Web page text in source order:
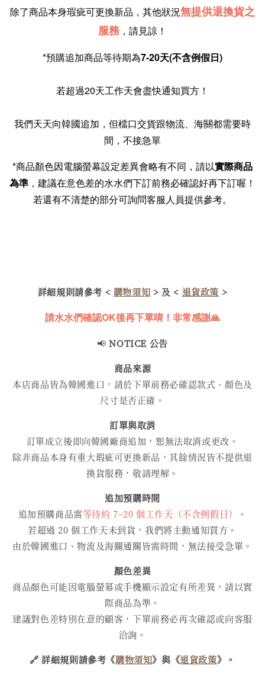
除了商品本身瑕疵可更換新品，其他狀況無提供退換貨之
服務 ，請見諒！
*預購追加商品等待期為7-20天(不含例假日)
我們天天向韓國追加，但檔口交貨跟物流、海關都需要時
間，不接急單
*商品顏色因電腦螢幕設定差異會略有不同，請以實際商品
為準 ，建議在意色差的水水們下訂前務必確認好再下訂喔！
詳細規則請參考 < 購物須知 > 及 < 退貨政策 >
請水水們確認OK後再下單唷！非常感謝🙏
📢NOTICE 公告
商品來源
本店商品皆為韓國進口，請於下單前務必確認款式、顏色及
尺寸是否正確。
訂單與取消
訂單成立後即向韓國廠商追加，恕無法取消或更改。
除非商品本身有重大瑕疵可更換新品，其餘情況皆不提供退
換貨服務，敬請理解。
追加預購時間
追加預購商品需等待約 7–20 個工作天（不含例假日）
。
若超過 20 個工作天未到貨，我們將主動通知買方。
由於韓國進口、物流及海關通關皆需時間，無法接受急單。
顏色差異
商品顏色可能因電腦螢幕或手機顯示設定有所差異，請以實
際商品為準。
建議對色差特別在意的顧客，下單前務必再次確認或向客服
洽詢。
🔗 詳細規則請參考《購物須知》與《退貨政策》。